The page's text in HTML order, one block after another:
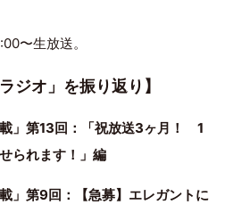
〜生放送。
ジオ」を振り返り】
」第13回：「祝放送3ヶ月！ 1
られます！」編
」第9回：【急募】エレガントに